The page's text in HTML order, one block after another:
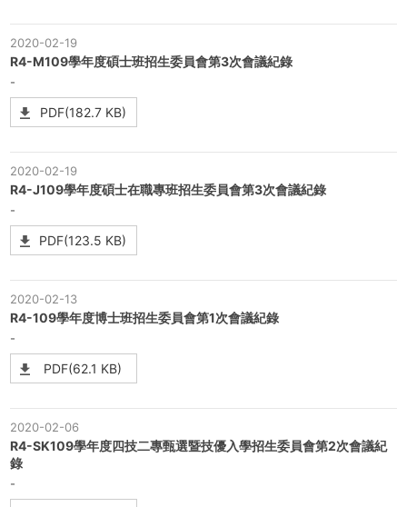
2020-02-19
R4-M109學年度碩士班招生委員會第3次會議紀錄
-
PDF(182.7 KB)
2020-02-19
R4-J109學年度碩士在職專班招生委員會第3次會議紀錄
-
PDF(123.5 KB)
2020-02-13
R4-109學年度博士班招生委員會第1次會議紀錄
-
PDF(62.1 KB)
2020-02-06
R4-SK109學年度四技二專甄選暨技優入學招生委員會第2次會議紀
錄
-